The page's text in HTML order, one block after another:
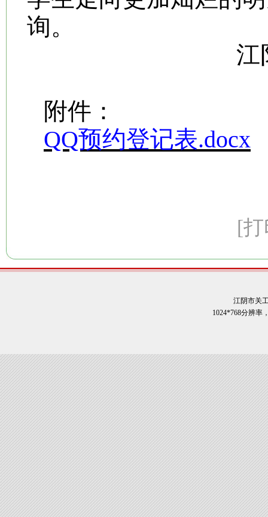
询。
江
附件：
QQ预约登记表.docx
[
江阴市关
1024*768分辨率